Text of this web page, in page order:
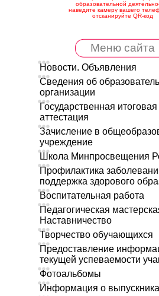
образовательной
наведите камеру вашего
отсканируйте QR-код
Меню сайта
Новости. Объявления
Сведения об
организации
Государственная итоговая
аттестация
Зачисление в
учреждение
Школа Минпросвещения
Профилактика
поддержка здорового
Воспитательная работа
Педагогическая
Наставничество
Творчество обучающихся
Предоставление
текущей успеваемости
Фотоальбомы
Информация о